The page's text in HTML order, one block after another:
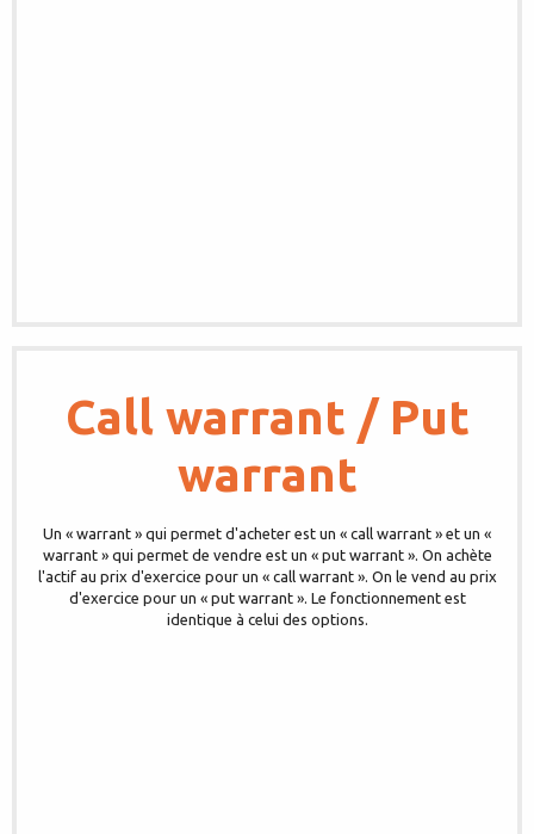
Call warrant / Put
warrant
Un « warrant » qui permet d'acheter est un « call warrant » et un «
warrant » qui permet de vendre est un « put warrant ». On achète
l'actif au prix d'exercice pour un « call warrant ». On le vend au prix
d'exercice pour un « put warrant ». Le fonctionnement est
identique à celui des options.